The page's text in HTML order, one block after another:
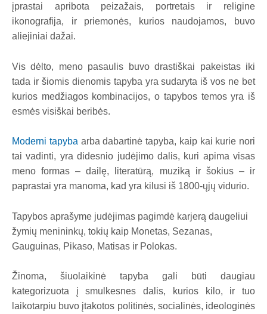
įprastai apribota peizažais, portretais ir religine
ikonografija, ir priemonės, kurios naudojamos, buvo
aliejiniai dažai.
Vis dėlto, meno pasaulis buvo drastiškai pakeistas iki
tada ir šiomis dienomis tapyba yra sudaryta iš vos ne bet
kurios medžiagos kombinacijos, o tapybos temos yra iš
esmės visiškai beribės.
Moderni tapyba arba dabartinė tapyba, kaip kai kurie nori
tai vadinti, yra didesnio judėjimo dalis, kuri apima visas
meno formas – dailę, literatūrą, muziką ir šokius – ir
paprastai yra manoma, kad yra kilusi iš 1800-ųjų vidurio.
Tapybos aprašyme judėjimas pagimdė karjerą daugeliui
žymių menininkų, tokių kaip Monetas, Sezanas,
Gauguinas, Pikaso, Matisas ir Polokas.
Žinoma, šiuolaikinė tapyba gali būti daugiau
kategorizuota į smulkesnes dalis, kurios kilo, ir tuo
laikotarpiu buvo įtakotos politinės, socialinės, ideologinės